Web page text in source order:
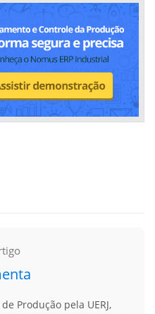
Produção pela UERJ,